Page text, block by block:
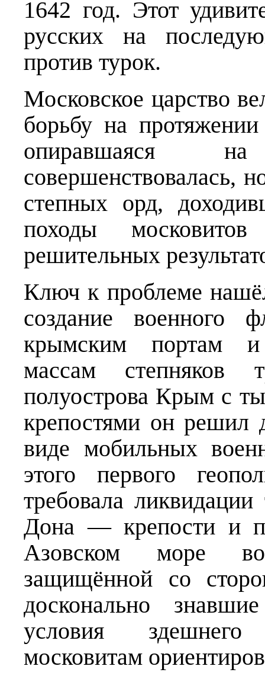
1642 год. Этот
русских на
против турок.
Московское царство
борьбу на
опиравшаяся
совершенствовалась,
степных орд,
походы
решительных
Ключ к проблеме
создание военного
крымским портам
массам степняков
полуострова Крым с
крепостями он решил
виде мобильных
этого первого
требовала
Дона — крепости и
Азовском море
защищённой со
досконально
условия здешнего
московитам